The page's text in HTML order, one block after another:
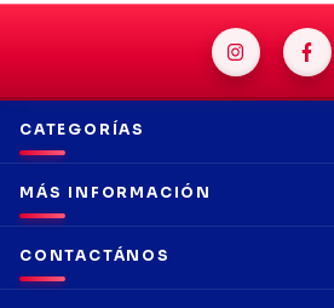
CATEGORÍAS
MÁS INFORMACIÓN
CONTACTÁNOS